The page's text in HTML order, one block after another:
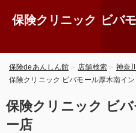
保険クリニック ビバ
保険deあんしん館 店舗検索 神奈
保険クリニック ビバモール厚木南イ
保険クリニック ビ
ー店